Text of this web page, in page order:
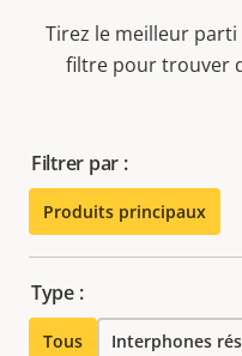
Tirez le meilleur
filtre pour trouver
Filtrer par :
Produits principaux
Type :
Tous Interphones